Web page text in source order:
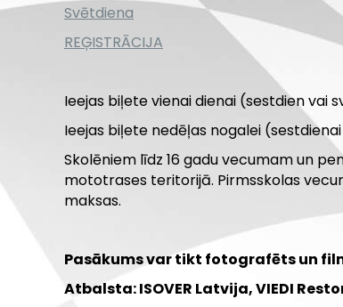
Svētdiena
REĢISTRĀCIJA
Ieejas biļete vienai dienai (sestdien vai
Ieejas biļete nedēļas nogalei
Skolēniem līdz 16 gadu vecumam un
mototrases teritorijā. Pirmsskolas
maksas.
Pasākums var tikt fotografēts un
Atbalsta: ISOVER Latvija, VIEDI